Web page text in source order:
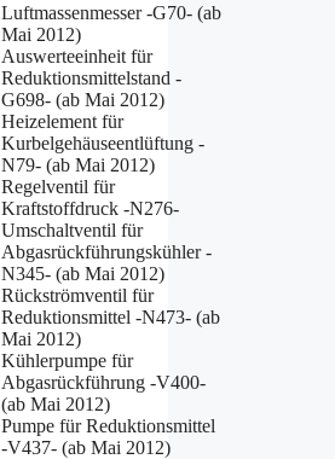
Luftmassenmesser -G70- (ab
Mai 2012)
Auswerteeinheit für
Reduktionsmittelstand -
G698- (ab Mai 2012)
Heizelement für
Kurbelgehäuseentlüftung -
N79- (ab Mai 2012)
Regelventil für
Kraftstoffdruck -N276-
Umschaltventil für
Abgasrückführungskühler -
N345- (ab Mai 2012)
Rückströmventil für
Reduktionsmittel -N473- (ab
Mai 2012)
Kühlerpumpe für
Abgasrückführung -V400-
(ab Mai 2012)
Pumpe für Reduktionsmittel
-V437- (ab Mai 2012)